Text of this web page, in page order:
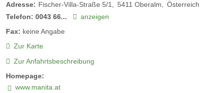
Adresse: Fischer-Villa-Straße 5/1 5411 Oberalm
Österreich
Telefon: 0043 66...
anzeigen
Fax: keine Angabe
Zur Karte
Zur Anfahrtsbeschreibung
Homepage:
www.manita.at